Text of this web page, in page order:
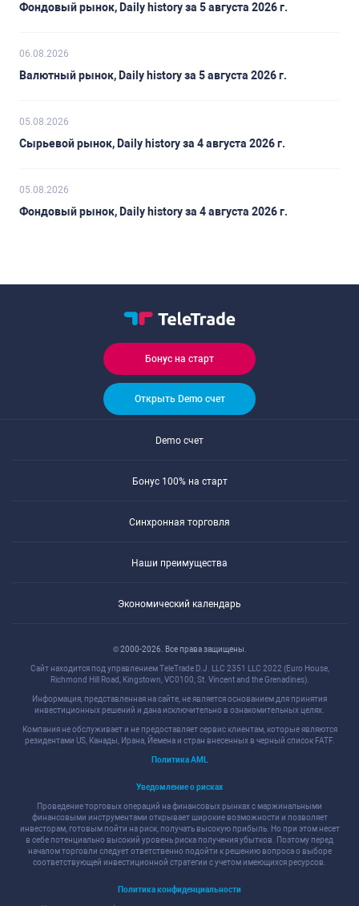
Фондовый рынок, Daily history за 5 августа 2026 г.
06.08.2026
Валютный рынок, Daily history за 5 августа 2026 г.
05.08.2026
Сырьевой рынок, Daily history за 4 августа 2026 г.
05.08.2026
Фондовый рынок, Daily history за 4 августа 2026 г.
Бонус на старт
Открыть Demo счет
Demo счет
Бонус 100% на старт
Синхронная торговля
Наши преимущества
Экономический календарь
© 2000-2026. Все права защищены.
Сайт находится под управлением TeleTrade D.J. LLC 2351 LLC 2022 (Euro House,
Richmond Hill Road, Kingstown, VC0100, St. Vincent and the Grenadines).
Информация, представленная на сайте, не является основанием для принятия
инвестиционных решений и дана исключительно в ознакомительных целях.
Компания не обслуживает и не предоставляет сервис клиентам, которые являются
резидентами US, Канады, Ирана, Йемена и стран внесенных в черный список FATF.
Политика AML
Уведомление о рисках
Проведение торговых операций на финансовых рынках с маржинальными
финансовыми инструментами открывает широкие возможности и позволяет
инвесторам, готовым пойти на риск, получать высокую прибыль. Но при этом несет
в себе потенциально высокий уровень риска получения убытков. Поэтому перед
началом торговли следует ответственно подойти к решению вопроса о выборе
соответствующей инвестиционной стратегии с учетом имеющихся ресурсов.
Политика конфиденциальности